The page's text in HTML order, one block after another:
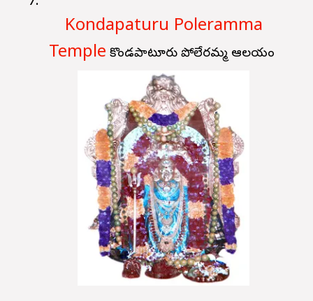
Kondapaturu Poleramma
Temple కొండపాటూరు పోలేరమ్మ ఆలయం